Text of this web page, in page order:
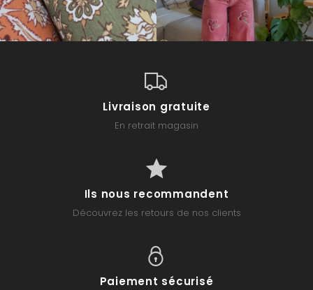
Livraison gratuite
En retrait magasin
Ils nous recommandent
Découvrez les retours de nos clients
Paiement sécurisé